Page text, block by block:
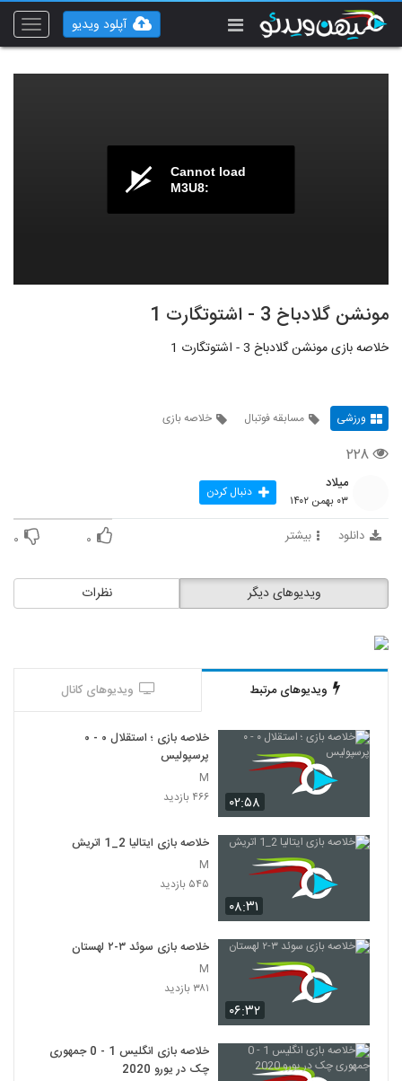
Toggle
آپلود ویدیو
Cannot load
M3U8:
مونشن گلادباخ 3 - اشتوتگارت 1
خلاصه بازی مونشن گلادباخ 3 - اشتوتگارت 1
ورزشی مسابقه فوتبال خلاصه بازی
۲۲۸
میلاد
۰۳ بهمن ۱۴۰۲ دنبال کردن
دانلود بیشتر ۰ ۰
نظرات ویدیوهای دیگر
ویدیوهای مرتبط ویدیوهای کانال
۰۲:۵۸
خلاصه بازی ؛ استقلال ۰ - ۰
پرسپولیس
M
۴۶۶ بازدید
۰۸:۳۱
خلاصه بازی ایتالیا 2_1 اتريش
M
۵۴۵ بازدید
۰۶:۳۲
خلاصه بازی سوئد ۳-۲ لهستان
M
۳۸۱ بازدید
خلاصه بازی انگلیس 1 - 0 جمهوری
چک در یورو 2020